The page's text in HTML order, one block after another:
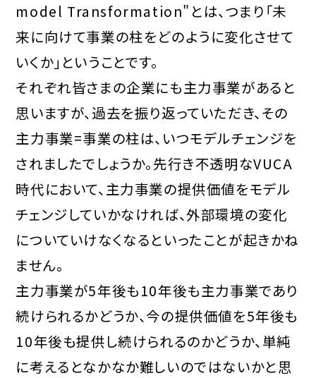
model Transformation"とは、つまり「未
来に向けて事業の柱をどのように変化させて
いくか」ということです。
それぞれ皆さまの企業にも主力事業があると
思いますが、過去を振り返っていただき、その
主力事業=事業の柱は、いつモデルチェンジを
されましたでしょうか。先行き不透明なVUCA
時代において、主力事業の提供価値をモデル
チェンジしていかなければ、外部環境の変化
についていけなくなるといったことが起きかね
ません。
主力事業が5年後も10年後も主力事業であり
続けられるかどうか、今の提供価値を5年後も
10年後も提供し続けられるのかどうか、単純
に考えるとなかなか難しいのではないかと思